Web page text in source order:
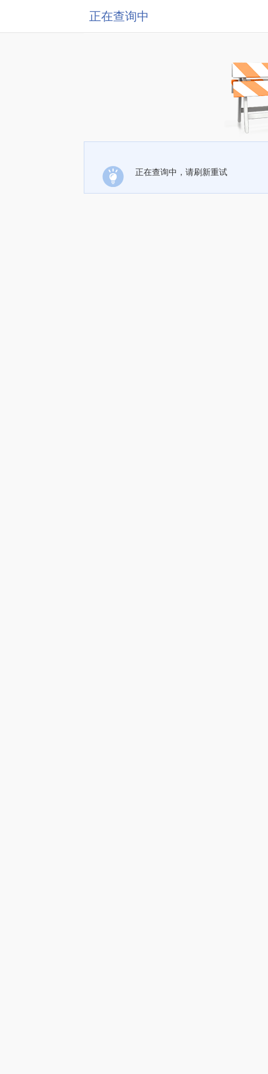
正在查询中
正在查询中，请刷新重试